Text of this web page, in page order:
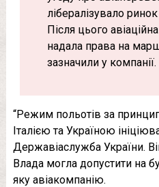
лібералізувало
Після цього
надала права на
зазначили у компанії.
“Режим польотів за
Італією та Україною
Державіаслужба України.
Влада могла допустити на
яку авіакомпанію.